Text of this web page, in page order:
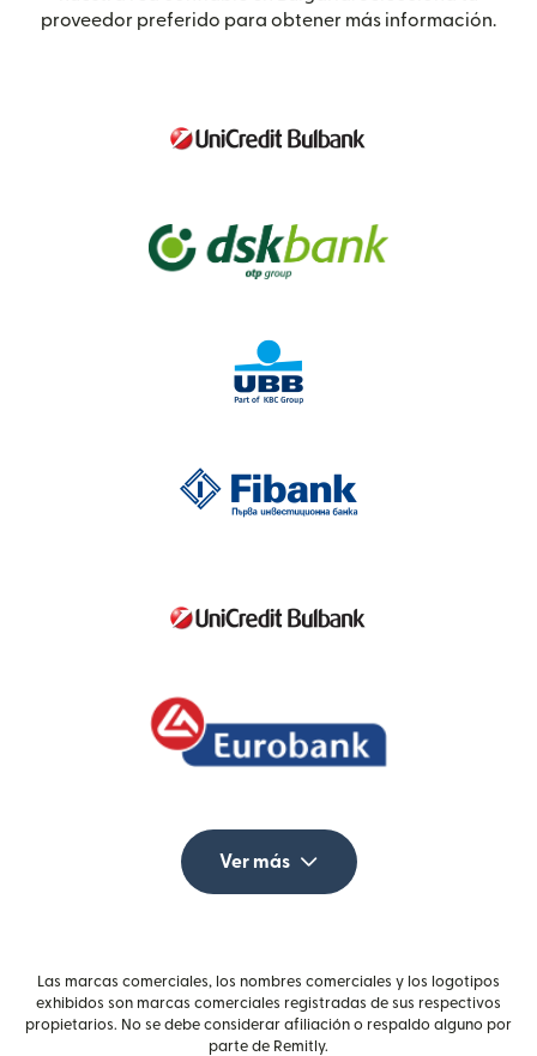
proveedor preferido para obtener más información.
Ver más
Las marcas comerciales, los nombres comerciales y los logotipos
exhibidos son marcas comerciales registradas de sus respectivos
propietarios. No se debe considerar afiliación o respaldo alguno por
parte de Remitly.